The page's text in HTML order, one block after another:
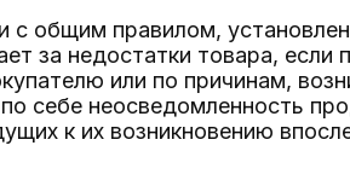
с общим правилом,
за недостатки товара,
или по причинам,
себе неосведомленность
к их возникновению